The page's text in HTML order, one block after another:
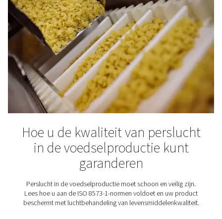
Voedingsmiddelen- en
drankenindustrie
Voedsel en dranken zijn van vitaal belang in de
waarheidsgetrouwe zin van het woord. En net zoals
ze nodig heeft om door te gaan, hebben hun
perslucht van hoge kwaliteit nodig. Ze moeten er
zorgen dat de dingen die we eten en drinken veilig
consumeren en dat ze goed smaken. Voor de
levensmiddelenindustrie gelden strenge